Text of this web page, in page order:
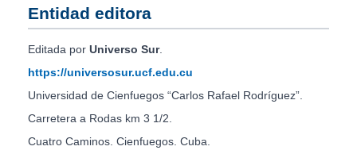
Entidad editora
Editada por Universo Sur.
https://universosur.ucf.edu.cu
Universidad de Cienfuegos “Carlos Rafael Rodríguez”.
Carretera a Rodas km 3 1/2.
Cuatro Caminos. Cienfuegos. Cuba.